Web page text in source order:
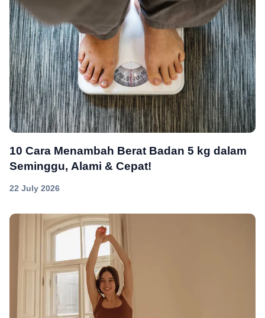
10 Cara Menambah Berat Badan 5 kg dalam
Seminggu, Alami & Cepat!
22 July 2026